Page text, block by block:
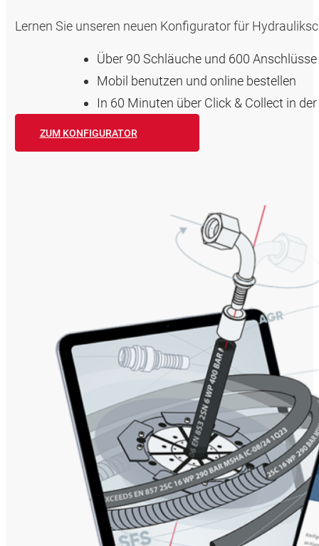
Lernen Sie unseren neuen Konfigurator für
Über 90 Schläuche und 600
Mobil benutzen und online bestellen
In 60 Minuten über Click & Collect in
ZUM KONFIGURATOR